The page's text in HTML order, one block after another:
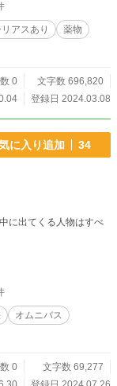
リアスあり
薬物
0
文字数 696,820
登録日 2024.03.08
に入り追加 34
に出てくる人物はすべ
オムニバス
0
文字数 69,277